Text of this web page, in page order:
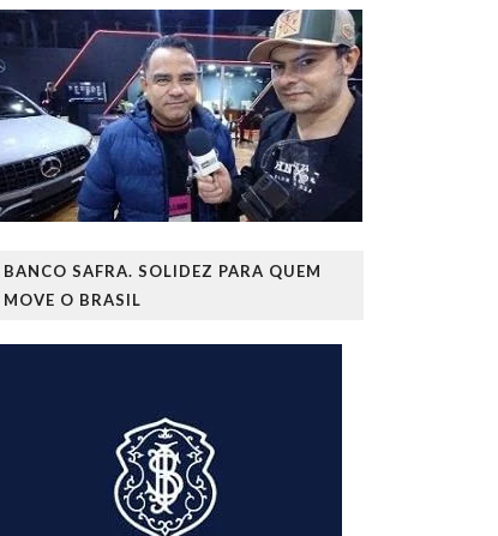
BANCO SAFRA. SOLIDEZ PARA QUEM
MOVE O BRASIL